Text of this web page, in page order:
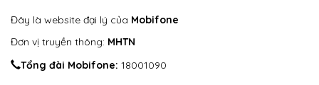
Đây là website đại lý của Mobifone
Đơn vị truyền thông: MHTN
Tổng đài Mobifone: 18001090